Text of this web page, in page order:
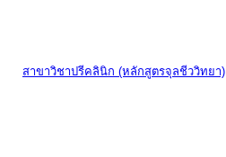
สาขาวิชาปรีคลินิก (หลักสูตรจุลชีววิทยา)